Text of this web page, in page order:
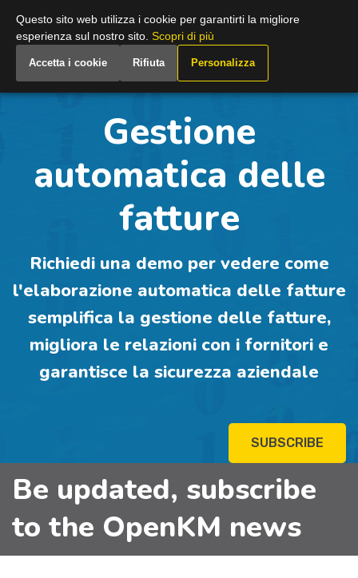
Italy
Gestione
automatica delle
fatture
Richiedi una demo per vedere come
l'elaborazione automatica delle fatture
semplifica la gestione delle fatture,
migliora le relazioni con i fornitori e
garantisce la sicurezza aziendale
SUBSCRIBE
Be updated, subscribe
to the OpenKM news
Questo sito web utilizza i cookie per garantirti la migliore
esperienza sul nostro sito. Scopri di più
Accetta i cookie Rifiuta Personalizza